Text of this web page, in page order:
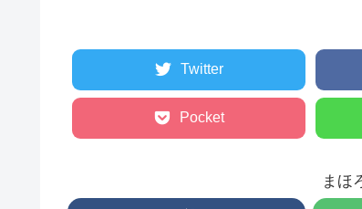
Twitter
Pocket
まほ